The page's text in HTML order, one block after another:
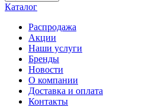
Каталог
Распродажа
Акции
Наши услуги
Бренды
Новости
О компании
Доставка и оплата
Контакты